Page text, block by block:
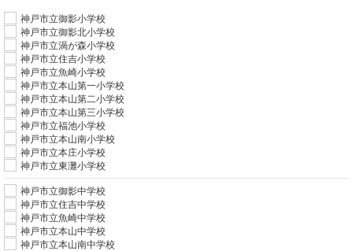
神戸市立御影小学校
神戸市立御影北小学校
神戸市立渦が森小学校
神戸市立住吉小学校
神戸市立魚崎小学校
神戸市立本山第一小学校
神戸市立本山第二小学校
神戸市立本山第三小学校
神戸市立福池小学校
神戸市立本山南小学校
神戸市立本庄小学校
神戸市立東灘小学校
神戸市立御影中学校
神戸市立住吉中学校
神戸市立魚崎中学校
神戸市立本山中学校
神戸市立本山南中学校